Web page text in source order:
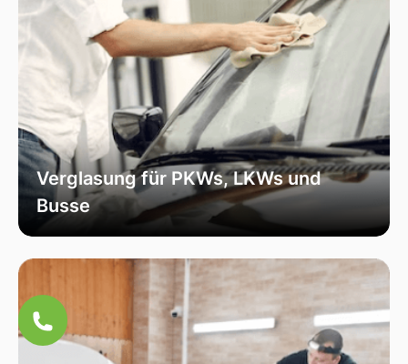
Verglasung für PKWs, LKWs und
Busse
Unsere Verglasungsdienste umfassen alle
Lastkraftwagen bis hin zu Bussen. Wir sorgen
für eine fachmännische Installation und hohe
Qualität, um die Sicherheit und Funktionalität
Ihres Fahrzeugs zu erhöhen.